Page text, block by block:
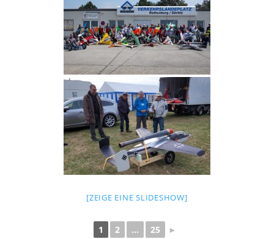
[ZEIGE EINE SLIDESHOW]
1 2 ... 25 ►